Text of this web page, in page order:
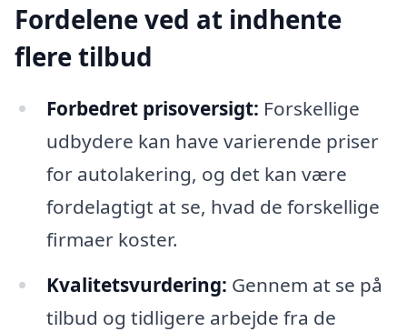
Fordelene ved at indhente
flere tilbud
Forbedret prisoversigt: Forskellige
udbydere kan have varierende priser
for autolakering, og det kan være
fordelagtigt at se, hvad de forskellige
firmaer koster.
Kvalitetsvurdering: Gennem at se på
tilbud og tidligere arbejde fra de